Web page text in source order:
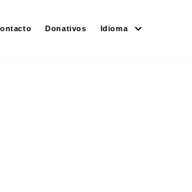
Donativos Idioma